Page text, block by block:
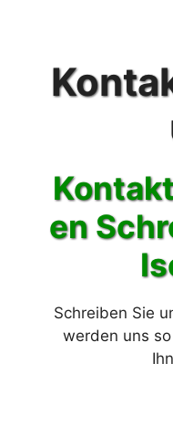
en
Schreiben Sie
werden uns